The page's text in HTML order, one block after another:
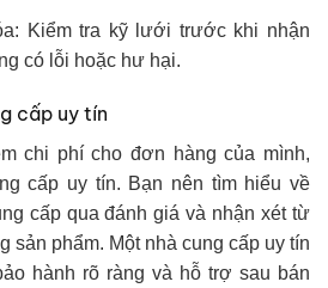
Kiểm tra kỹ lưới trước khi nhận
có lỗi hoặc hư hại.
cấp uy tín
chi phí cho đơn hàng của mình,
cấp uy tín. Bạn nên tìm hiểu về
cấp qua đánh giá và nhận xét từ
sản phẩm. Một nhà cung cấp uy tín
hành rõ ràng và hỗ trợ sau bán